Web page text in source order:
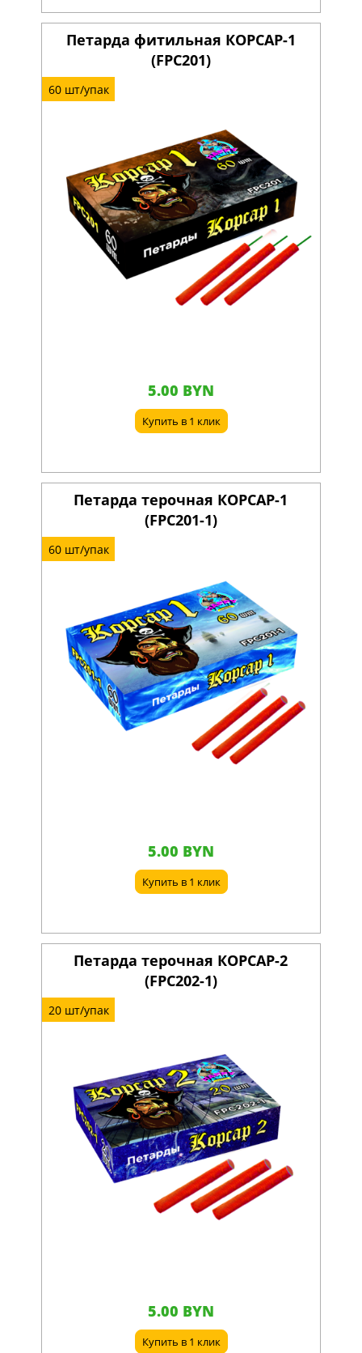
Петарда фитильная КОРСАР-1
(FPC201)
60 шт/упак
5.00 BYN
Купить в 1 клик
Петарда терочная КОРСАР-1
(FPC201-1)
60 шт/упак
5.00 BYN
Купить в 1 клик
Петарда терочная КОРСАР-2
(FPC202-1)
20 шт/упак
5.00 BYN
Купить в 1 клик